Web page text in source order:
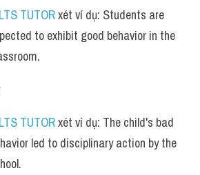
TUTOR xét ví dụ: Students are
to exhibit good behavior in the
TUTOR xét ví dụ: The child's bad
led to disciplinary action by the